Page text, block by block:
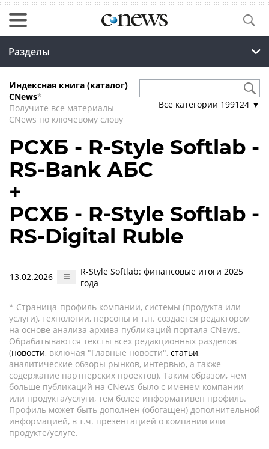
Разделы
Индексная книга (каталог)
CNews*
Получите все материалы
CNews по ключевому слову
Все категории 199124 ▼
РСХБ - R-Style Softlab -
RS-Bank АБС
+
РСХБ - R-Style Softlab -
RS-Digital Ruble
13.02.2026
R-Style Softlab: финансовые итоги 2025
года
* Страница-профиль компании, системы (продукта или
услуги), технологии, персоны и т.п. создается редактором
на основе анализа архива публикаций портала CNews.
Обрабатываются тексты всех редакционных разделов
(новости, включая "Главные новости", статьи,
аналитические обзоры рынков, интервью, а также
содержание партнёрских проектов). Таким образом, чем
больше публикаций на CNews было с именем компании
или продукта/услуги, тем более информативен профиль.
Профиль может быть дополнен (обогащен) дополнительной
информацией, в т.ч. презентацией о компании или
продукте/услуге.